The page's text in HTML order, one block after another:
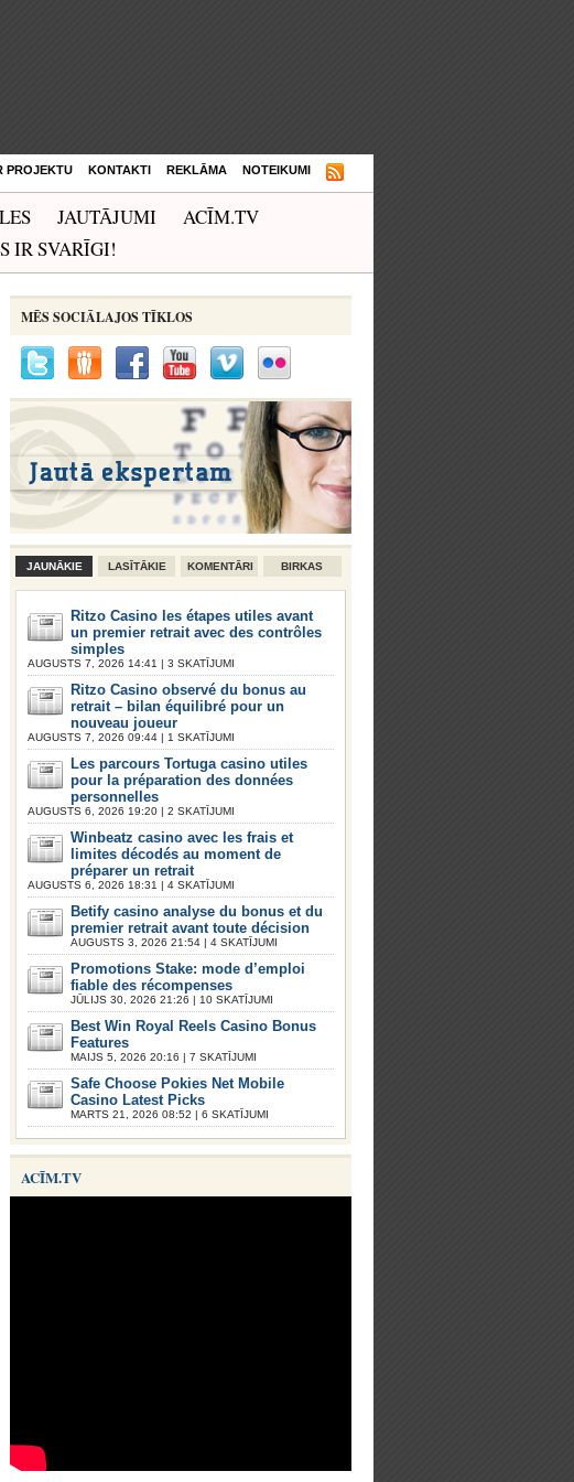
PROJEKTU KONTAKTI REKLĀMA NOTEIKUMI
JAUTĀJUMI
ACĪM.TV
IR SVARĪGI!
MĒS SOCIĀLAJOS TĪKLOS
JAUNĀKIE LASĪTĀKIE KOMENTĀRI BIRKAS
Ritzo Casino les étapes utiles avant
un premier retrait avec des contrôles
simples
AUGUSTS 7, 2026 14:41 | 3 SKATĪJUMI
Ritzo Casino observé du bonus au
retrait – bilan équilibré pour un
nouveau joueur
AUGUSTS 7, 2026 09:44 | 1 SKATĪJUMI
Les parcours Tortuga casino utiles
pour la préparation des données
personnelles
AUGUSTS 6, 2026 19:20 | 2 SKATĪJUMI
Winbeatz casino avec les frais et
limites décodés au moment de
préparer un retrait
AUGUSTS 6, 2026 18:31 | 4 SKATĪJUMI
Betify casino analyse du bonus et du
premier retrait avant toute décision
AUGUSTS 3, 2026 21:54 | 4 SKATĪJUMI
Promotions Stake: mode d’emploi
fiable des récompenses
JŪLIJS 30, 2026 21:26 | 10 SKATĪJUMI
Best Win Royal Reels Casino Bonus
Features
MAIJS 5, 2026 20:16 | 7 SKATĪJUMI
Safe Choose Pokies Net Mobile
Casino Latest Picks
MARTS 21, 2026 08:52 | 6 SKATĪJUMI
ACĪM.TV